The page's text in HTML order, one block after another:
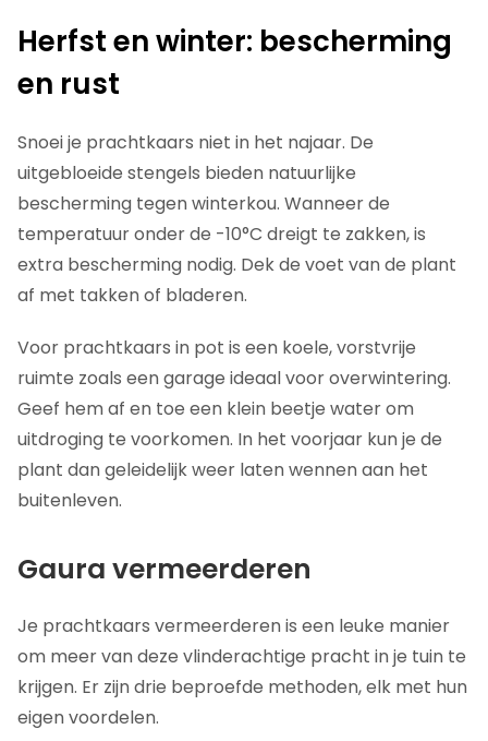
Herfst en winter: bescherming
en rust
Snoei je prachtkaars niet in het najaar. De
uitgebloeide stengels bieden natuurlijke
bescherming tegen winterkou. Wanneer de
temperatuur onder de -10°C dreigt te zakken, is
extra bescherming nodig. Dek de voet van de plant
af met takken of bladeren.
Voor prachtkaars in pot is een koele, vorstvrije
ruimte zoals een garage ideaal voor overwintering.
Geef hem af en toe een klein beetje water om
uitdroging te voorkomen. In het voorjaar kun je de
plant dan geleidelijk weer laten wennen aan het
buitenleven.
Gaura vermeerderen
Je prachtkaars vermeerderen is een leuke manier
om meer van deze vlinderachtige pracht in je tuin te
krijgen. Er zijn drie beproefde methoden, elk met hun
eigen voordelen.